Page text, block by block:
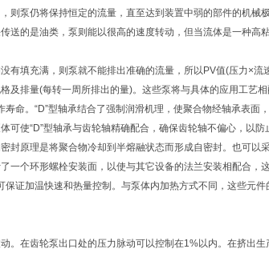
泵仍将保持恒定的流量，直至达到装置中弱的部件的机械
送的是油类，泵则能以很高的速度转动，但当流体是一种高
有填充满，则泵就不能排出准确的流量，所以PV值(压力×
及排量(每转一周所排出的量)。这些泵将与具体的应用工艺
命。“D”型轴承结合了强制润滑机理，使聚合物经轴承表面
可使“D”型轴承与齿轮轴精确配合，确保齿轮轴不偏心，以
封原理是将聚合物冷却到半熔融状态而形成自密封。也可以
个环形螺栓安装面，以使与其它设备的法兰安装相配合，
证加温快速和热量控制。与泵体内加热方式不同，这些元
。在齿轮泵出口处的压力脉动可以控制在1%以内。在挤出